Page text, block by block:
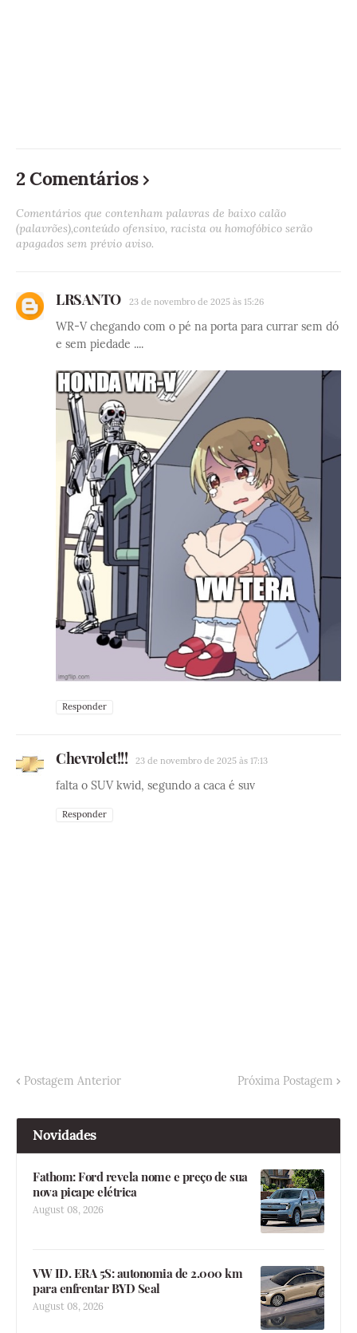
2 Comentários
Comentários que contenham palavras de baixo calão
(palavrões),conteúdo ofensivo, racista ou homofóbico serão
apagados sem prévio aviso.
LRSANTO 23 de novembro de 2025 às 15:26
WR-V chegando com o pé na porta para currar sem dó
e sem piedade ....
Responder
Chevrolet!!! 23 de novembro de 2025 às 17:13
falta o SUV kwid, segundo a caca é suv
Responder
Postagem Anterior Próxima Postagem
Novidades
Fathom: Ford revela nome e preço de sua
nova picape elétrica
August 08, 2026
VW ID. ERA 5S: autonomia de 2.000 km
para enfrentar BYD Seal
August 08, 2026